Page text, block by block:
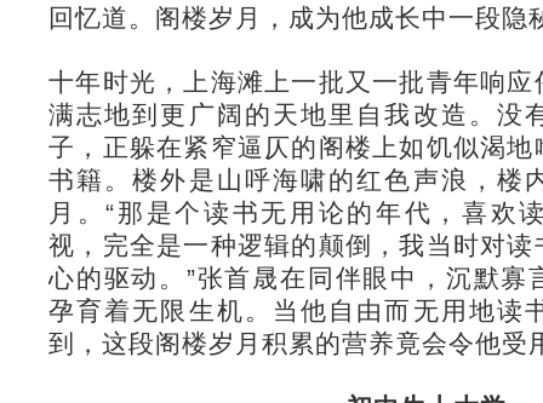
回忆道。阁楼岁月，成为他成长中一段隐
十年时光，上海滩上一批又一批青年响
满志地到更广阔的天地里自我改造。没
子，正躲在紧窄逼仄的阁楼上如饥似渴
书籍。楼外是山呼海啸的红色声浪，楼
月。“那是个读书无用论的年代，喜欢
视，完全是一种逻辑的颠倒，我当时对
心的驱动。”张首晟在同伴眼中，沉默寡
孕育着无限生机。当他自由而无用地读
到，这段阁楼岁月积累的营养竟会令他受